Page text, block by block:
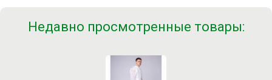
Недавно просмотренные товары: